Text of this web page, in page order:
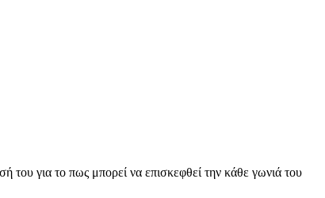
για το πως μπορεί να επισκεφθεί την κάθε γωνιά του